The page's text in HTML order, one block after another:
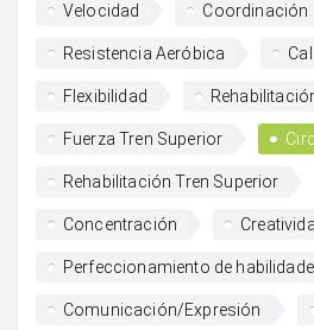
Velocidad Coordinación
Resistencia Aeróbica
Flexibilidad
Fuerza Tren Superior
Rehabilitación Tren Superior
Concentración
Perfeccionamiento de
Comunicación/Expresión